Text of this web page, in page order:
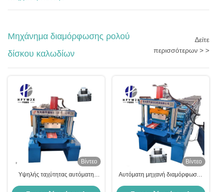
Μηχάνημα διαμόρφωσης ρολού
δίσκου καλωδίων
Δείτε
περισσότερων > >
Βίντεο
Υψηλής ταχύτητας αυτόματη
Βίντεο
Αυτόματη μηχανή διαμόρφωσης